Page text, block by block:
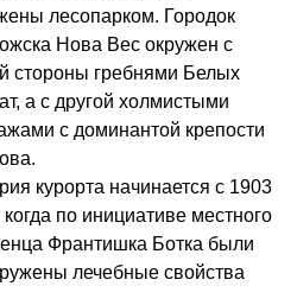
лесопарком. Городок
Нова Вес окружен с
стороны гребнями Белых
а с другой холмистыми
с доминантой крепости
курорта начинается с 1903
когда по инициативе местного
Франтишка Ботка были
лечебные свойства